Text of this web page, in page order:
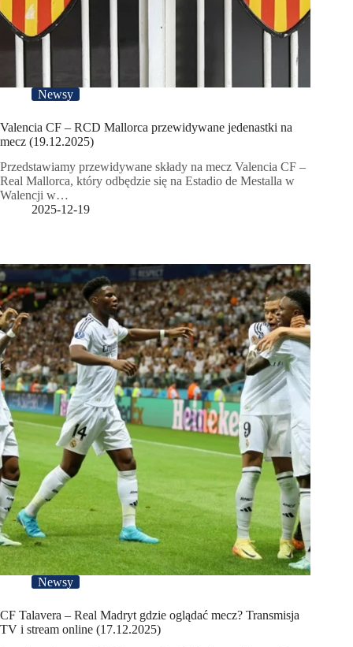
Newsy
Valencia CF – RCD Mallorca przewidywane jedenastki na
mecz (19.12.2025)
Przedstawiamy przewidywane składy na mecz Valencia CF –
Real Mallorca, który odbędzie się na Estadio de Mestalla w
Walencji w…
2025-12-19
Newsy
CF Talavera – Real Madryt gdzie oglądać mecz? Transmisja
TV i stream online (17.12.2025)